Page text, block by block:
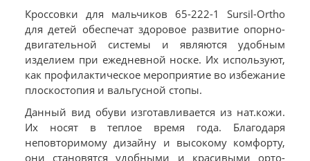
Кроссовки для мальчиков 65-222-1 Sursil-Ortho
для детей обеспечат здоровое развитие опорно-
двигательной системы и являются удобным
изделием при ежедневной носке. Их используют,
как профилактическое мероприятие во избежание
плоскостопия и вальгусной стопы.
Данный вид обуви изготавливается из нат.кожи.
Их носят в теплое время года. Благодаря
неповторимому дизайну и высокому комфорту,
они становятся удобными и красивыми орто-